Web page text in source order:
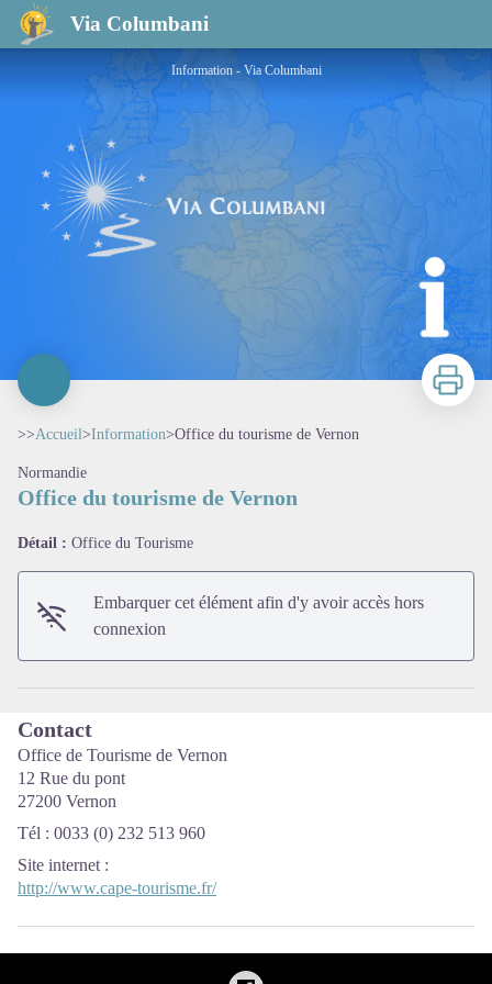
Via Columbani
Office du tourisme de Vernon
Information - Via Columbani
Imprimer
>>Accueil>Information>Office du tourisme de Vernon
Normandie
Office du tourisme de Vernon
Détail : Office du Tourisme
Embarquer cet élément afin d'y avoir accès hors
connexion
Contact
Office de Tourisme de Vernon
12 Rue du pont
27200 Vernon
Tél : 0033 (0) 232 513 960
Site internet :
http://www.cape-tourisme.fr/